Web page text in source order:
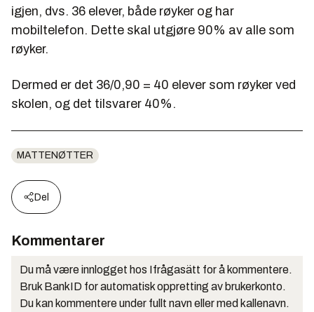
igjen, dvs. 36 elever, både røyker og har
mobiltelefon. Dette skal utgjøre 90% av alle som
røyker.
Dermed er det 36/0,90 = 40 elever som røyker ved
skolen, og det tilsvarer 40%.
MATTENØTTER
Del
Kommentarer
Du må være innlogget hos Ifrågasätt for å kommentere.
Bruk BankID for automatisk oppretting av brukerkonto.
Du kan kommentere under fullt navn eller med kallenavn.